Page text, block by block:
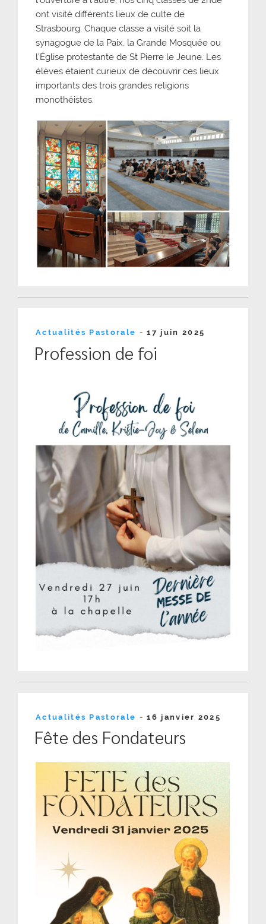
ont visité différents lieux de culte de
Strasbourg. Chaque classe a visité soit la
synagogue de la Paix, la Grande Mosquée ou
l’Église protestante de St Pierre le Jeune. Les
élèves étaient curieux de découvrir ces lieux
importants des trois grandes religions
monothéistes.
Actualités Pastorale -Publié
17 juin 2025
Profession de foi
Actualités Pastorale -Publié
16 janvier 2025
Fête des Fondateurs